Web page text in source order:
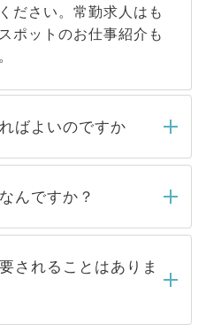
ださい。常勤求人はも
ポットのお仕事紹介も
ばよいのですか
たら、弊社担当者がご
その後メールもしくは
日以内にはご連絡をせて
しばらくお待ちくださ
んですか？
取り扱っている求人の
サイトからご覧いただ
」です。非公開求人は
、一般には公開してい
されることはありま